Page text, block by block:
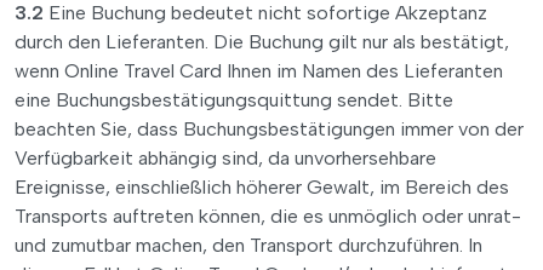
3.2 Eine Buchung bedeutet nicht sofortige Akzeptanz
durch den Lieferanten. Die Buchung gilt nur als bestätigt,
wenn Online Travel Card Ihnen im Namen des Lieferanten
eine Buchungsbestätigungsquittung sendet. Bitte
beachten Sie, dass Buchungsbestätigungen immer von der
Verfügbarkeit abhängig sind, da unvorhersehbare
Ereignisse, einschließlich höherer Gewalt, im Bereich des
Transports auftreten können, die es unmöglich oder unrat-
und zumutbar machen, den Transport durchzuführen. In